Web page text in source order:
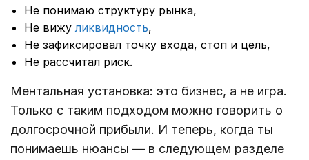
Не понимаю структуру рынка,
Не вижуликвидность,
Не зафиксировал точку входа, стоп и цель,
Не рассчитал риск.
Ментальная установка: это бизнес, а не игра.
Только с таким подходом можно говорить о
долгосрочной прибыли. И теперь, когда ты
понимаешь нюансы — в следующем разделе